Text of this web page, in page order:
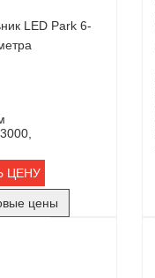
LED Park 6-
3000,
ЦЕНУ
цены